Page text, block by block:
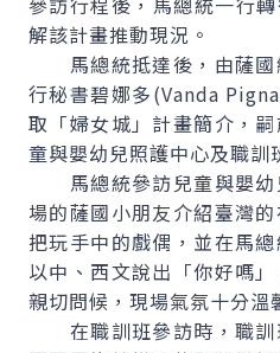
解該計畫推動現況。
馬總統抵達後，由薩國
行秘書碧娜多(Vanda
取「婦女城」計畫簡介，
童與嬰幼兒照護中心及職訓
馬總統參訪兒童與嬰幼
場的薩國小朋友介紹臺灣
把玩手中的戲偶，並在馬
以中、西文說出「你好嗎
親切問候，現場氣氛十分溫
在職訓班參訪時，職訓